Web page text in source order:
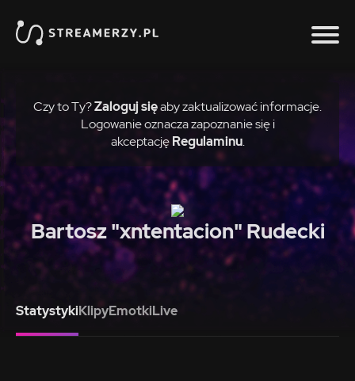
Czy to Ty?Zaloguj sięaby zaktualizować informacje.
Logowanie oznacza zapoznanie się i
akceptację Regulaminu.
Bartosz "xntentacion" Rudecki
StatystykiKlipyEmotkiLive